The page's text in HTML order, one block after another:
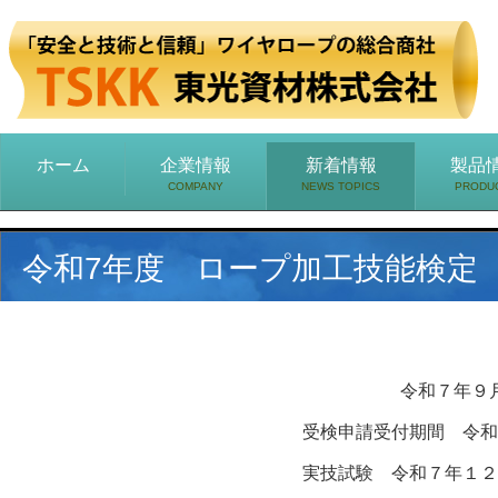
ホーム 企業情報
COMPANY
新着情報
NEWS TOPICS
製品
令和7年度 ロープ加工技能検
令和７年９
受検申請受付期間 令
実技試験 令和７年１